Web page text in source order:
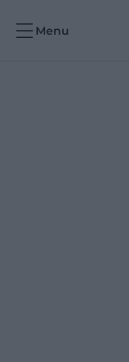
Menu